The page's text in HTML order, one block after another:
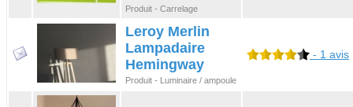
Produit - Carrelage
Leroy Merlin
Lampadaire
Hemingway
Produit - Luminaire / ampoule
- 1 avis